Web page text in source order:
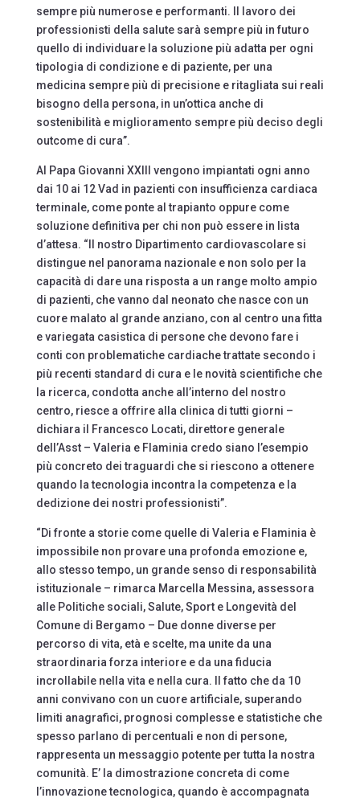
sempre più numerose e performanti. Il lavoro dei
professionisti della salute sarà sempre più in futuro
quello di individuare la soluzione più adatta per ogni
tipologia di condizione e di paziente, per una
medicina sempre più di precisione e ritagliata sui reali
bisogno della persona, in un’ottica anche di
sostenibilità e miglioramento sempre più deciso degli
outcome di cura”.
Al Papa Giovanni XXIII vengono impiantati ogni anno
dai 10 ai 12 Vad in pazienti con insufficienza cardiaca
terminale, come ponte al trapianto oppure come
soluzione definitiva per chi non può essere in lista
d’attesa. “Il nostro Dipartimento cardiovascolare si
distingue nel panorama nazionale e non solo per la
capacità di dare una risposta a un range molto ampio
di pazienti, che vanno dal neonato che nasce con un
cuore malato al grande anziano, con al centro una fitta
e variegata casistica di persone che devono fare i
conti con problematiche cardiache trattate secondo i
più recenti standard di cura e le novità scientifiche che
la ricerca, condotta anche all’interno del nostro
centro, riesce a offrire alla clinica di tutti giorni –
dichiara il Francesco Locati, direttore generale
dell’Asst – Valeria e Flaminia credo siano l’esempio
più concreto dei traguardi che si riescono a ottenere
quando la tecnologia incontra la competenza e la
dedizione dei nostri professionisti”.
“Di fronte a storie come quelle di Valeria e Flaminia è
impossibile non provare una profonda emozione e,
allo stesso tempo, un grande senso di responsabilità
istituzionale – rimarca Marcella Messina, assessora
alle Politiche sociali, Salute, Sport e Longevità del
Comune di Bergamo – Due donne diverse per
percorso di vita, età e scelte, ma unite da una
straordinaria forza interiore e da una fiducia
incrollabile nella vita e nella cura. Il fatto che da 10
anni convivano con un cuore artificiale, superando
limiti anagrafici, prognosi complesse e statistiche che
spesso parlano di percentuali e non di persone,
rappresenta un messaggio potente per tutta la nostra
comunità. E’ la dimostrazione concreta di come
l’innovazione tecnologica, quando è accompagnata